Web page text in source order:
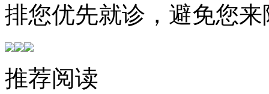
排您优先就诊，避免您
推荐阅读